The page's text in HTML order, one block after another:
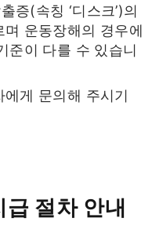
증(속칭 ‘디스크’)의
운동장해의 경우에
준이 다를 수 있습니
게 문의해 주시기
절차 안내